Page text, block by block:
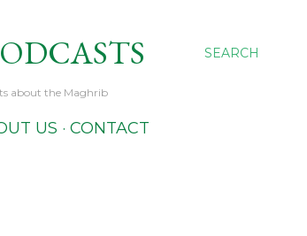
SEARCH
about the Maghrib
US CONTACT